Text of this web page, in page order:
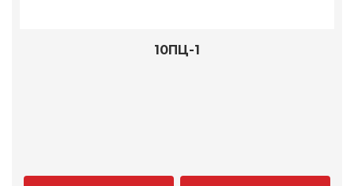
10ПЦ-1